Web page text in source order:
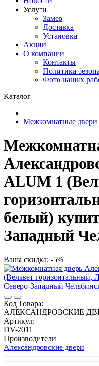
Услуги
Замер
Доставка
Установка
Акции
О компании
Контакты
Политика
Фото наших
Каталог
Межкомнатные двери
ALUM 1
белый)
Западный
Ваша скидка: -5%
Код Товара:
АЛЕКСАНДРОВСКИЕ
Артикул:
DV-2011
Производители
Александровские двери